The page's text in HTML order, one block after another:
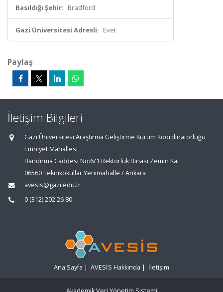
Basıldığı Şehir: Bradford
Gazi Üniversitesi Adresli: Evet
Paylaş
İletişim Bilgileri
Gazi Üniversitesi Araştırma Geliştirme Kurum Koordinatörlüğü
Emniyet Mahallesi
Bandırma Caddesi No:6/1 Rektörlük Binası Zemin Kat
06560 Teknikokullar Yenimahalle / Ankara
avesis@gazi.edu.tr
0 (312) 202 26 80
Ana Sayfa | AVESİS Hakkında | İletişim